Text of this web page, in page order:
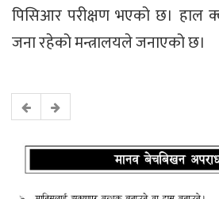
पिसिआर परीक्षण भएको छ। हाल
जना रहेको मन्त्रालयले जनाएको छ।